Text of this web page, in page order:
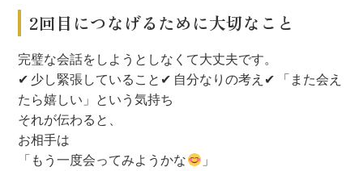
2回目につなげるために大切なこと
完璧な会話をしようとしなくて大丈夫です。
✔ 少し緊張していること ✔ 自分なりの考え ✔ 「また会え
たら嬉しい」という気持ち
それが伝わると、
お相手は
「もう一度会ってみようかな
」